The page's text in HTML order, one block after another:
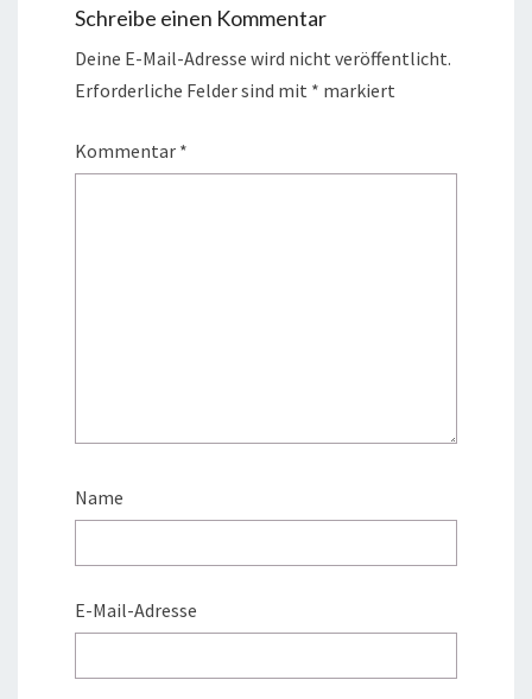
Schreibe einen Kommentar
Deine E-Mail-Adresse wird nicht veröffentlicht.
Erforderliche Felder sind mit * markiert
Kommentar *
Name
E-Mail-Adresse